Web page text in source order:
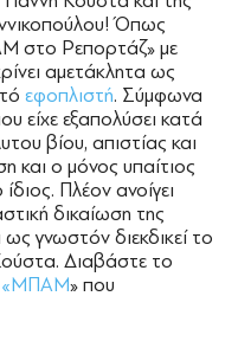
Όπως
στο Ρεπορτάζ» με
αμετάκλητα ως
εφοπλιστή. Σύμφωνα
είχε εξαπολύσει κατά
βίου, απιστίας και
και ο μόνος υπαίτιος
Πλέον ανοίγει
δικαίωση της
γνωστόν διεκδικεί το
Διαβάστε το
«ΜΠΑΜ» που